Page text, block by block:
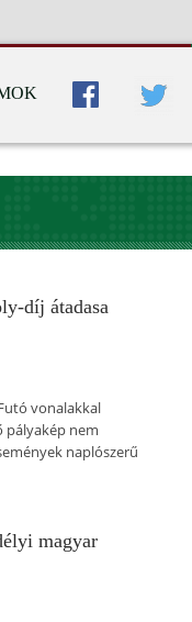
díj átadasa
vonalakkal
pályakép nem
naplószerű
magyar